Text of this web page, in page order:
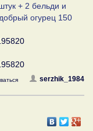
+ 2 бельди и
огурец 150
serzhik_1984